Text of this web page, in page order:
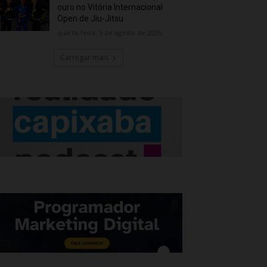
ouro no Vitória Internacional
Open de Jiu-Jitsu